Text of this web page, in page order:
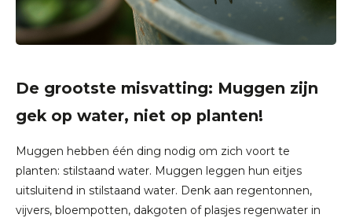
De grootste misvatting: Muggen zijn
gek op water, niet op planten!
Muggen hebben één ding nodig om zich voort te
planten: stilstaand water. Muggen leggen hun eitjes
uitsluitend in stilstaand water. Denk aan regentonnen,
vijvers, bloempotten, dakgoten of plasjes regenwater in